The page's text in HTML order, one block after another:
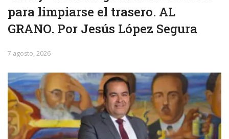
para limpiarse el trasero. AL
GRANO. Por Jesús López Segura
7 agosto, 2026